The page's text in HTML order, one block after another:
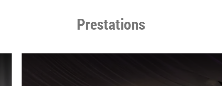
Prestations